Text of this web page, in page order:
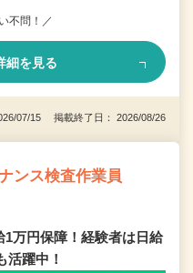
不問！／
細を見る
07/15 掲載終了日： 2026/08/26
ンス検査作業員
万円保障！経験者は日給
活躍中！